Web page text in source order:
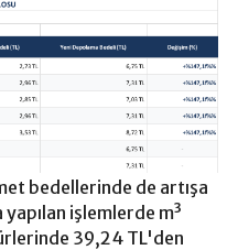
bedellerinde de artışa
işlemlerde m³
39,24 TL'den